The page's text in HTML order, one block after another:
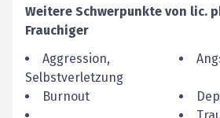
Weitere Schwerpunkte von lic.
Frauchiger
Aggression,
Selbstverletzung
Burnout